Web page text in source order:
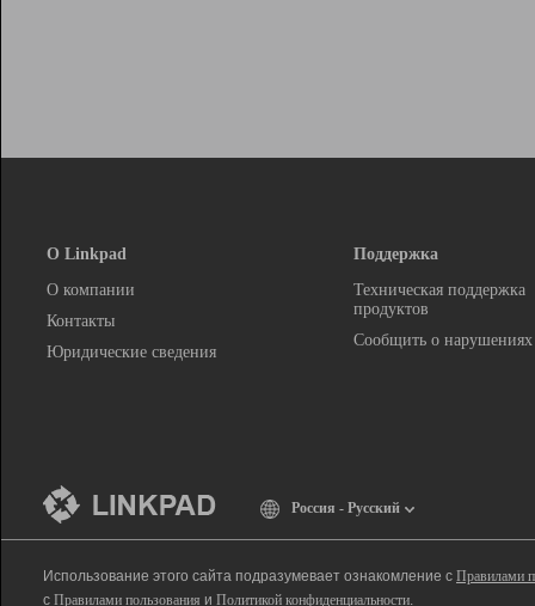
О Linkpad
О компании
Контакты
Юридические сведения
Поддержка
Техническая поддержка
продуктов
Сообщить о нарушениях
Россия - Русский
Использование этого сайта подразумевает ознакомление с Правилами
с Правилами пользования и Политикой конфиденциальности.